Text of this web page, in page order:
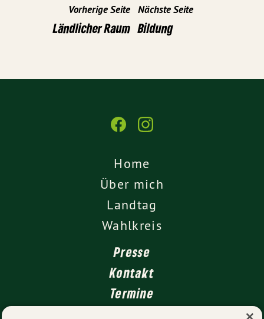
Vorherige Seite
Ländlicher Raum
Nächste Seite
Bildung
Home
Über mich
Landtag
Wahlkreis
Presse
Kontakt
Termine